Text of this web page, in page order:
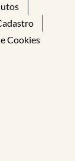
Cookies